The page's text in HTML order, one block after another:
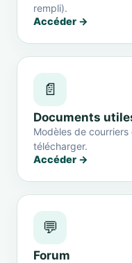
rempli).
Accéder →
📄
Documents
Modèles de
télécharger.
Accéder →
💬
Forum